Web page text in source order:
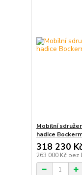
Mobilní
hadice
318 230
263 000 Kč bez